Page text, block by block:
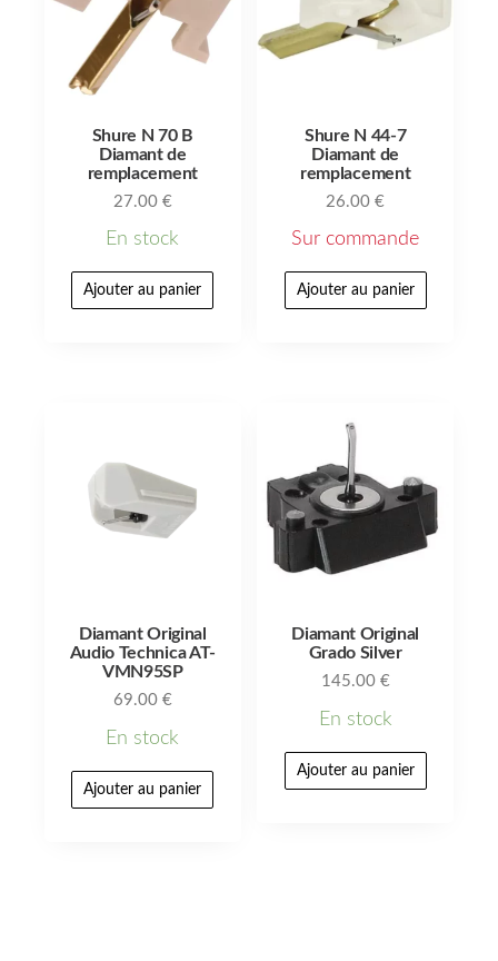
Shure N 70 B
Diamant de
remplacement
27.00 €
En stock
Ajouter au panier
Shure N 44-7
Diamant de
remplacement
26.00€
Sur commande
Ajouter au panier
Diamant Original
Audio Technica AT-
VMN95SP
69.00 €
En stock
Ajouter au panier
Diamant Original
Grado Silver
145.00 €
En stock
Ajouter au panier